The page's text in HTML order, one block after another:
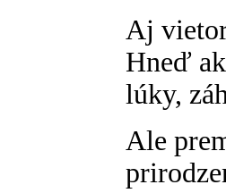
Aj
Hneď
lúky,
Ale